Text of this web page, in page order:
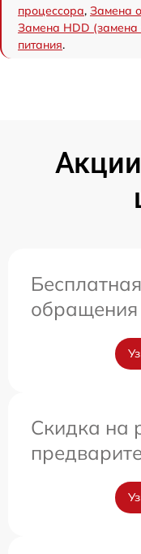
процессора, Замена
Замена HDD (замена
питания.
обращения
Скидка на